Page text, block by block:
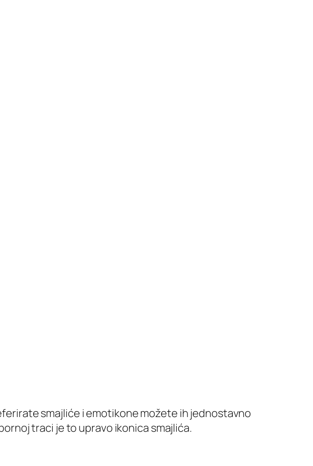
smajliće i emotikone možete ih jednostavno
traci je to upravo ikonica smajlića.